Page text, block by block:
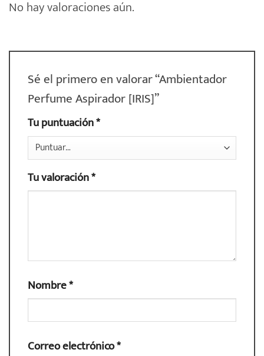
No hay valoraciones aún.
Sé el primero en valorar “Ambientador
Perfume Aspirador [IRIS]”
Tu puntuación*
Tu valoración*
Nombre*
Correo electrónico*